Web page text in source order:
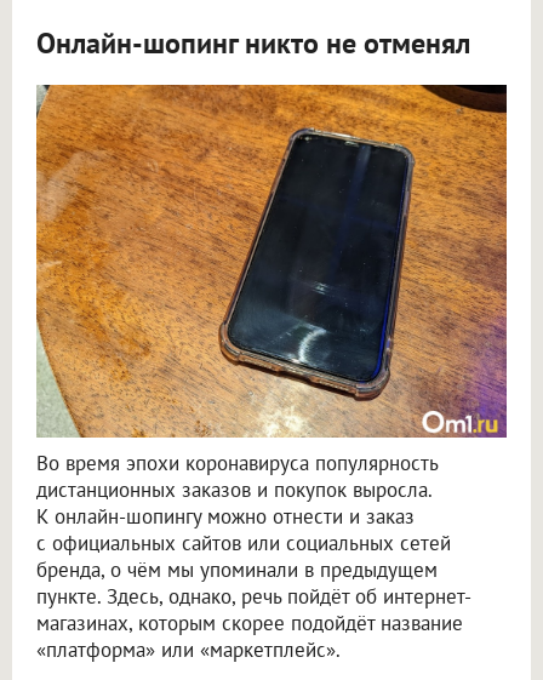
Онлайн-шопинг никто не отменял
Во время эпохи коронавируса популярность
дистанционных заказов и покупок выросла.
К онлайн-шопингу можно отнести и заказ
с официальных сайтов или социальных сетей
бренда, о чём мы упоминали в предыдущем
пункте. Здесь, однако, речь пойдёт об интернет-
магазинах, которым скорее подойдёт название
«платформа» или «маркетплейс».